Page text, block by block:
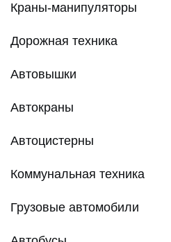
Краны-манипуляторы
Дорожная техника
Автовышки
Автокраны
Автоцистерны
Коммунальная техника
Грузовые автомобили